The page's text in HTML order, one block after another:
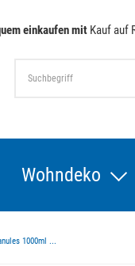
einkaufen mit Kauf auf
Wohndeko
1000ml ...